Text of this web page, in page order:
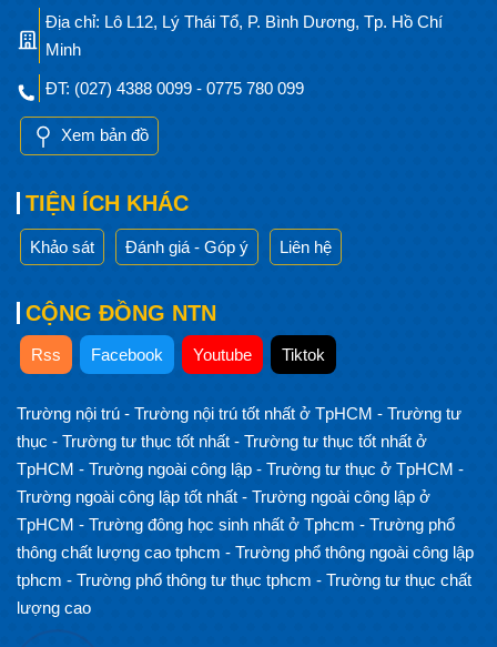
Địa chỉ: Lô L12, Lý Thái Tổ, P. Bình Dương, Tp. Hồ Chí
Minh
ĐT: (027) 4388 0099 - 0775 780 099
Xem bản đồ
TIỆN ÍCH KHÁC
Khảo sát Đánh giá - Góp ý Liên hệ
CỘNG ĐỒNG NTN
Rss Facebook Youtube Tiktok
Trường nội trú - Trường nội trú tốt nhất ở TpHCM - Trường tư
thục - Trường tư thục tốt nhất - Trường tư thục tốt nhất ở
TpHCM - Trường ngoài công lập - Trường tư thục ở TpHCM -
Trường ngoài công lập tốt nhất - Trường ngoài công lập ở
TpHCM - Trường đông học sinh nhất ở Tphcm - Trường phổ
thông chất lượng cao tphcm - Trường phổ thông ngoài công lập
tphcm - Trường phổ thông tư thục tphcm - Trường tư thục chất
lượng cao